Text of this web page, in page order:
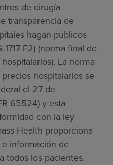
de cirugía
transparencia de
hagan públicos
F2) (norma final de
La norma
hospitalarios se
el 27 de
65524) y está
con la ley
Health proporciona
información de
todos los pacientes.